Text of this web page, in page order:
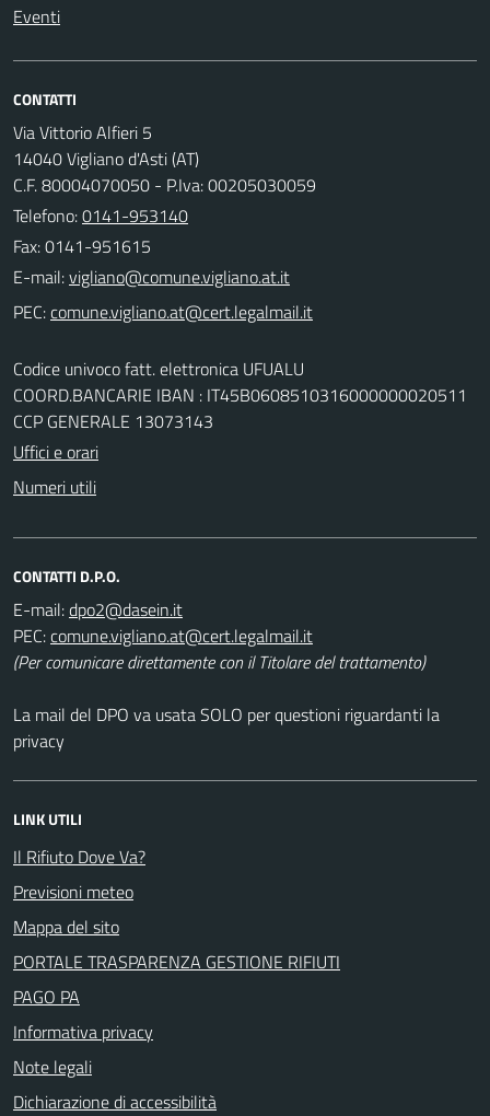
Eventi
CONTATTI
Via Vittorio Alfieri 5
14040 Vigliano d'Asti (AT)
C.F. 80004070050 - P.Iva: 00205030059
Telefono:0141-953140
Fax: 0141-951615
E-mail:
PEC:
Codice univoco fatt. elettronica UFUALU
COORD.BANCARIE IBAN : IT45B0608510316000000020511
CCP GENERALE 13073143
Uffici e orari
Numeri utili
CONTATTI D.P.O.
E-mail:
PEC:
(Per comunicare direttamente con il Titolare del trattamento)
La mail del DPO va usata SOLO per questioni riguardanti la
privacy
LINK UTILI
Il Rifiuto Dove Va?
Previsioni meteo
Mappa del sito
PORTALE TRASPARENZA GESTIONE RIFIUTI
PAGO PA
Informativa privacy
Note legali
Dichiarazione di accessibilità